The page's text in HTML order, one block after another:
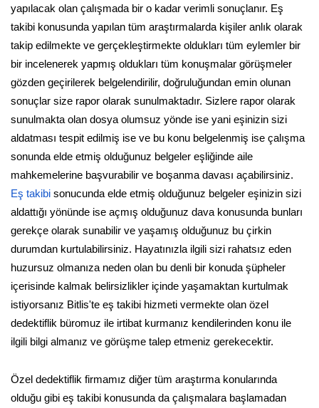
yapılacak olan çalışmada bir o kadar verimli sonuçlanır. Eş
takibi konusunda yapılan tüm araştırmalarda kişiler anlık olarak
takip edilmekte ve gerçekleştirmekte oldukları tüm eylemler bir
bir incelenerek yapmış oldukları tüm konuşmalar görüşmeler
gözden geçirilerek belgelendirilir, doğruluğundan emin olunan
sonuçlar size rapor olarak sunulmaktadır. Sizlere rapor olarak
sunulmakta olan dosya olumsuz yönde ise yani eşinizin sizi
aldatması tespit edilmiş ise ve bu konu belgelenmiş ise çalışma
sonunda elde etmiş olduğunuz belgeler eşliğinde aile
mahkemelerine başvurabilir ve boşanma davası açabilirsiniz.
Eş takibi sonucunda elde etmiş olduğunuz belgeler eşinizin sizi
aldattığı yönünde ise açmış olduğunuz dava konusunda bunları
gerekçe olarak sunabilir ve yaşamış olduğunuz bu çirkin
durumdan kurtulabilirsiniz. Hayatınızla ilgili sizi rahatsız eden
huzursuz olmanıza neden olan bu denli bir konuda şüpheler
içerisinde kalmak belirsizlikler içinde yaşamaktan kurtulmak
istiyorsanız Bitlis'te eş takibi hizmeti vermekte olan özel
dedektiflik büromuz ile irtibat kurmanız kendilerinden konu ile
ilgili bilgi almanız ve görüşme talep etmeniz gerekecektir.
Özel dedektiflik firmamız diğer tüm araştırma konularında
olduğu gibi eş takibi konusunda da çalışmalara başlamadan